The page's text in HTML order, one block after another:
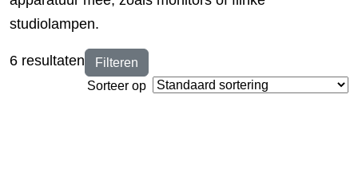
studiolampen.
Filteren
6 resultaten
Sorteer op